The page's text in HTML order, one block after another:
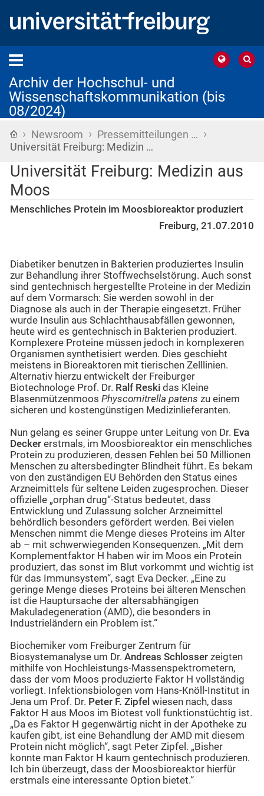
Archiv der Hochschul- und
Wissenschaftskommunikation (bis
08/2024)
Startseite
› Newsroom › Pressemitteilungen … ›
Universität Freiburg: Medizin …
Universität Freiburg: Medizin aus
Moos
Menschliches Protein im Moosbioreaktor produziert
Freiburg, 21.07.2010
Diabetiker benutzen in Bakterien produziertes Insulin
zur Behandlung ihrer Stoffwechselstörung. Auch sonst
sind gentechnisch hergestellte Proteine in der Medizin
auf dem Vormarsch: Sie werden sowohl in der
Diagnose als auch in der Therapie eingesetzt. Früher
wurde Insulin aus Schlachthausabfällen gewonnen,
heute wird es gentechnisch in Bakterien produziert.
Komplexere Proteine müssen jedoch in komplexeren
Organismen synthetisiert werden. Dies geschieht
meistens in Bioreaktoren mit tierischen Zelllinien.
Alternativ hierzu entwickelt der Freiburger
Biotechnologe Prof. Dr. Ralf Reski das Kleine
Blasenmützenmoos Physcomitrella patens zu einem
sicheren und kostengünstigen Medizinlieferanten.
Nun gelang es seiner Gruppe unter Leitung von Dr. Eva
Decker erstmals, im Moosbioreaktor ein menschliches
Protein zu produzieren, dessen Fehlen bei 50 Millionen
Menschen zu altersbedingter Blindheit führt. Es bekam
von den zuständigen EU Behörden den Status eines
Arzneimittels für seltene Leiden zugesprochen. Dieser
offizielle „orphan drug“-Status bedeutet, dass
Entwicklung und Zulassung solcher Arzneimittel
behördlich besonders gefördert werden. Bei vielen
Menschen nimmt die Menge dieses Proteins im Alter
ab – mit schwerwiegenden Konsequenzen. „Mit dem
Komplementfaktor H haben wir im Moos ein Protein
produziert, das sonst im Blut vorkommt und wichtig ist
für das Immunsystem“, sagt Eva Decker. „Eine zu
geringe Menge dieses Proteins bei älteren Menschen
ist die Hauptursache der altersabhängigen
Makuladegeneration (AMD), die besonders in
Industrieländern ein Problem ist.“
Biochemiker vom Freiburger Zentrum für
Biosystemanalyse um Dr. Andreas Schlosser zeigten
mithilfe von Hochleistungs-Massenspektrometern,
dass der vom Moos produzierte Faktor H vollständig
vorliegt. Infektionsbiologen vom Hans-Knöll-Institut in
Jena um Prof. Dr. Peter F. Zipfel wiesen nach, dass
Faktor H aus Moos im Biotest voll funktionstüchtig ist.
„Da es Faktor H gegenwärtig nicht in der Apotheke zu
kaufen gibt, ist eine Behandlung der AMD mit diesem
Protein nicht möglich“, sagt Peter Zipfel. „Bisher
konnte man Faktor H kaum gentechnisch produzieren.
Ich bin überzeugt, dass der Moosbioreaktor hierfür
erstmals eine interessante Option bietet.“